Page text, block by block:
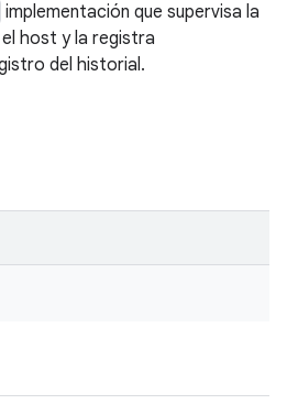
implementación que supervisa la
host y la registra
del historial.